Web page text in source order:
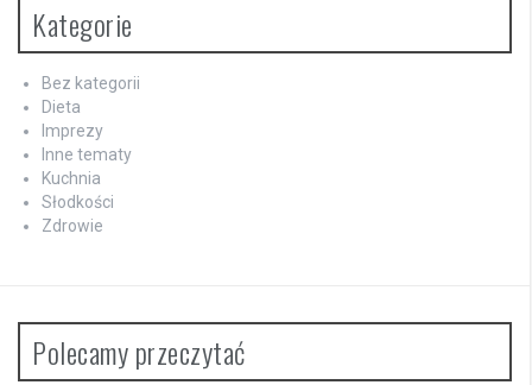
Kategorie
Bez kategorii
Dieta
Imprezy
Inne tematy
Kuchnia
Słodkości
Zdrowie
Polecamy przeczytać